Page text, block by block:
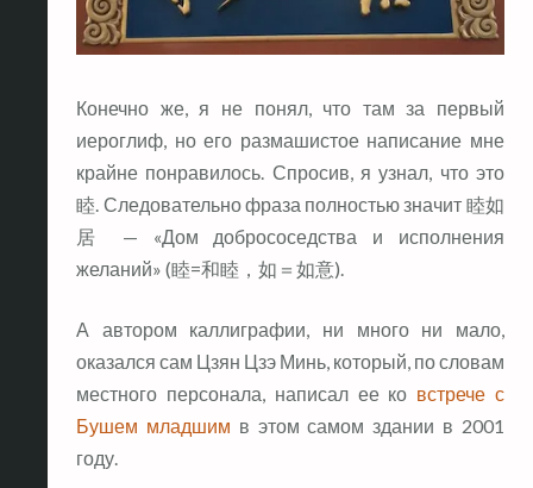
Конечно же, я не понял, что там за первый
иероглиф, но его размашистое написание мне
крайне понравилось. Спросив, я узнал, что это
睦. Следовательно фраза полностью значит 睦如
居 — «Дом добрососедства и исполнения
желаний» (睦=和睦，如＝如意).
А автором каллиграфии, ни много ни мало,
оказался сам Цзян Цзэ Минь, который, по словам
местного персонала, написал ее ко встрече с
Бушем младшим в этом самом здании в 2001
году.